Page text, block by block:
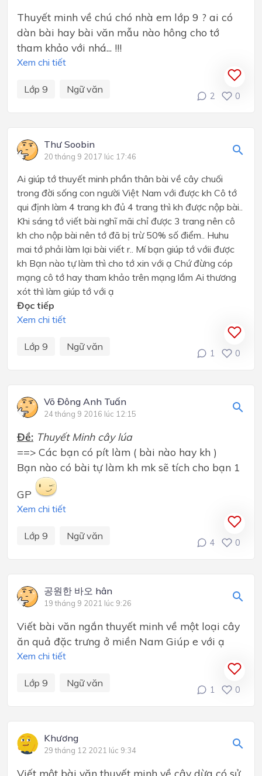
Thuyết minh về chú chó nhà em lớp 9 ? ai có
dàn bài hay bài văn mẫu nào hông cho tớ
tham khảo với nhá... !!!
Xem chi tiết
Lớp 9 Ngữ văn
2 0
Thư Soobin
20 tháng 9 2017 lúc 17:46
Ai giúp tớ thuyết minh phần thân bài về cây chuối
trong đời sống con người Việt Nam với được kh Cô tớ
qui định làm 4 trang kh đủ 4 trang thì kh được nộp bài..
Khi sáng tớ viết bài nghĩ mãi chỉ được 3 trang nên cô
kh cho nộp bài nên tớ đã bị trừ 50% số điểm.. Huhu
mai tớ phải làm lại bài viết r.. Mí bạn giúp tớ vớii được
kh Bạn nào tự làm thì cho tớ xin với ạ Chứ đừng cóp
mạng cô tớ hay tham khảo trên mạng lắm Ai thương
xót thì làm giúp tớ với ạ
Đọc tiếp
Xem chi tiết
Lớp 9 Ngữ văn
1 0
Võ Đông Anh Tuấn
24 tháng 9 2016 lúc 12:15
Đề: Thuyết Minh cây lúa
==> Các bạn có pít làm ( bài nào hay kh )
Bạn nào có bài tự làm kh mk sẽ tích cho bạn 1
GP
Xem chi tiết
Lớp 9 Ngữ văn
4 0
공원한 바오 hân
19 tháng 9 2021 lúc 9:26
Viết bài văn ngắn thuyết minh về một loại cây
ăn quả đặc trưng ở miền Nam Giúp e với ạ
Xem chi tiết
Lớp 9 Ngữ văn
1 0
Khương
29 tháng 12 2021 lúc 9:34
Viết một bài văn thuyết minh về cây dừa có sử